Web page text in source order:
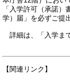
「入学許可（承諾
学）届」を必ずご提
詳細は、「入学ま
【関連リンク】